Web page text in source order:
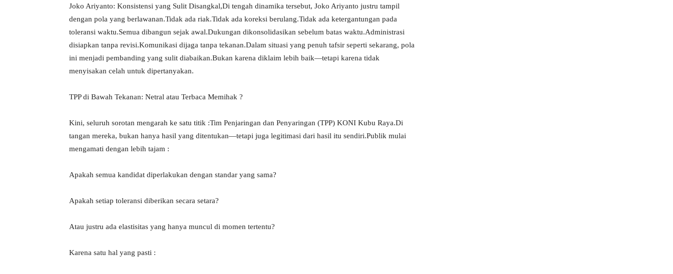
Joko Ariyanto: Konsistensi yang Sulit Disangkal,Di tengah dinamika tersebut, Joko Ariyanto justru tampil
dengan pola yang berlawanan.Tidak ada riak.Tidak ada koreksi berulang.Tidak ada ketergantungan pada
toleransi waktu.Semua dibangun sejak awal.Dukungan dikonsolidasikan sebelum batas waktu.Administrasi
disiapkan tanpa revisi.Komunikasi dijaga tanpa tekanan.Dalam situasi yang penuh tafsir seperti sekarang, pola
ini menjadi pembanding yang sulit diabaikan.Bukan karena diklaim lebih baik—tetapi karena tidak
menyisakan celah untuk dipertanyakan.
TPP di Bawah Tekanan: Netral atau Terbaca Memihak ?
Kini, seluruh sorotan mengarah ke satu titik :Tim Penjaringan dan Penyaringan (TPP) KONI Kubu Raya.Di
tangan mereka, bukan hanya hasil yang ditentukan—tetapi juga legitimasi dari hasil itu sendiri.Publik mulai
mengamati dengan lebih tajam :
Apakah semua kandidat diperlakukan dengan standar yang sama?
Apakah setiap toleransi diberikan secara setara?
Atau justru ada elastisitas yang hanya muncul di momen tertentu?
Karena satu hal yang pasti :